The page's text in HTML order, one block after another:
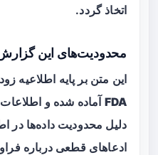
اتخاذ گردد.
محدودیت‌های این
این متن بر پایه اطلاعیه
FDA آماده شده و
دلیل محدودیت داده‌ها در
ادعاهای قطعی درباره